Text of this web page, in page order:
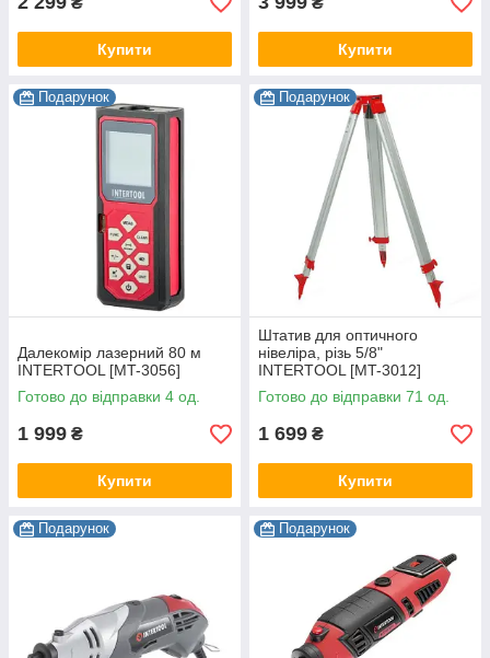
Купити Купити
Подарунок
Далекомір лазерний 80 м
INTERTOOL [MT-3056]
Готово до відправки 4 од.
1 999 ₴
Купити
Подарунок
Штатив для оптичного
нівеліра, різь 5/8"
INTERTOOL [MT-3012]
Готово до відправки 71 од.
1 699 ₴
Купити
Подарунок Подарунок